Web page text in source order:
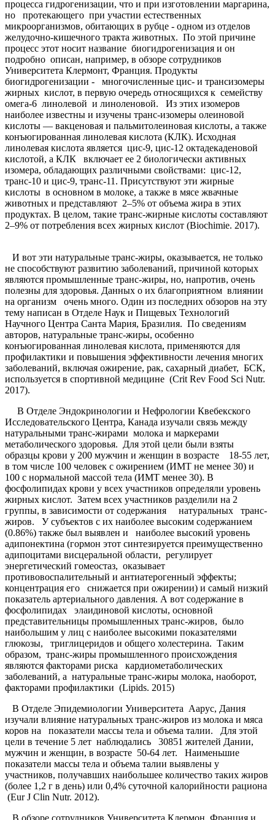
процесса гидрогенизации, что и при изготовлении маргарина,
но протекающего при участии естественных
микроорганизмов, обитающих в рубце - одном из отделов
желудочно-кишечного тракта животных. По этой причине
процесс этот носит название биогидрогенизация и он
подробно описан, например, в обзоре сотрудников
Университета Клермонт, Франция. Продукты
биогидрогенизации - многочисленные цис- и трансизомеры
жирных кислот, в первую очередь относящихся к семейству
омега-6 линолевой и линоленовой. Из этих изомеров
наиболее известны и изучены транс-изомеры олеиновой
кислоты — вакценовая и пальмитолеиновая кислоты, а также
конъюгированная линолевая кислота (КЛК). Исходная
линолевая кислота является цис-9, цис-12 октадекаденовой
кислотой, а КЛК включает ее 2 биологически активных
изомера, обладающих различными свойствами: цис-12,
транс-10 и цис-9, транс-11. Присутствуют эти жирные
кислоты в основном в молоке, а также в мясе жвачные
животных и представляют 2–5% от объема жира в этих
продуктах. В целом, такие транс-жирные кислоты составляют
2–9% от потребления всех жирных кислот (Biochimie. 2017).
И вот эти натуральные транс-жиры, оказывается, не только
не способствуют развитию заболеваний, причиной которых
являются промышленные транс-жиры, но, напротив, очень
полезны для здоровья. Данных о их благоприятном влиянии
на организм очень много. Один из последних обзоров на эту
тему написан в Отделе Наук и Пищевых Технологий
Научного Центра Санта Мария, Бразилия. По сведениям
авторов, натуральные транс-жиры, особенно
конъюгированная линолевая кислота, применяются для
профилактики и повышения эффективности лечения многих
заболеваний, включая ожирение, рак, сахарный диабет, БСК,
используется в спортивной медицине (Crit Rev Food Sci Nutr.
2017).
В Отделе Эндокринологии и Нефрологии Квебекского
Исследовательского Центра, Канада изучали связь между
натуральными транс-жирами молока и маркерами
метаболического здоровья. Для этой цели были взяты
образцы крови у 200 мужчин и женщин в возрасте 18-55 лет,
в том числе 100 человек с ожирением (ИМТ не менее 30) и
100 с нормальной массой тела (ИМТ менее 30). В
фосфолипидах крови у всех участников определяли уровень
жирных кислот. Затем всех участников разделили на 2
группы, в зависимости от содержания натуральных транс-
жиров. У субъектов с их наиболее высоким содержанием
(0.86%) также был выявлен и наиболее высокий уровень
адипонектина (гормон этот синтезируется преимущественно
адипоцитами висцеральной области, регулирует
энергетический гомеостаз, оказывает
противовоспалительный и антиатерогенный эффекты;
концентрация его снижается при ожирении) и самый низкий
показатель артериального давления. А вот содержание в
фосфолипидах элаидиновой кислоты, основной
представительницы промышленных транс-жиров, было
наибольшим у лиц с наиболее высокими показателями
глюкозы, триглицеридов и общего холестерина. Таким
образом, транс-жиры промышленного происхождения
являются факторами риска кардиометаболических
заболеваний, а натуральные транс-жиры молока, наоборот,
факторами профилактики (Lipids. 2015)
В Отделе Эпидемиологии Университета Аарус, Дания
изучали влияние натуральных транс-жиров из молока и мяса
коров на показатели массы тела и объема талии. Для этой
цели в течение 5 лет наблюдались 30851 жителей Дании,
мужчин и женщин, в возрасте 50-64 лет. Наименьшие
показатели массы тела и объема талии выявлены у
участников, получавших наибольшее количество таких жиров
(более 1,2 г в день) или 0,4% суточной калорийности рациона
(Eur J Clin Nutr. 2012).